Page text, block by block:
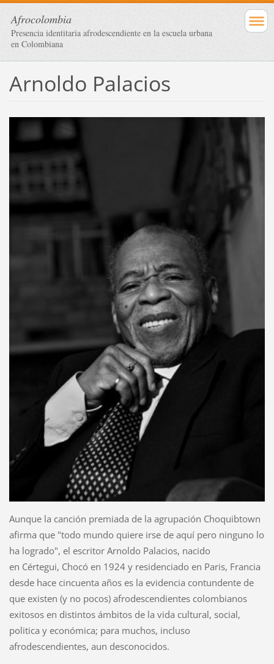
Afrocolombia
Presencia identitaria afrodescendiente en la escuela urbana
en Colombiana
Arnoldo Palacios
Aunque la canción premiada de la agrupación Choquibtown
afirma que "todo mundo quiere irse de aquí pero ninguno lo
ha logrado", el escritor Arnoldo Palacios, nacido
en Cértegui, Chocó en 1924 y residenciado en Paris, Francia
desde hace cincuenta años es la evidencia contundente de
que existen (y no pocos) afrodescendientes colombianos
exitosos en distintos ámbitos de la vida cultural, social,
politica y económica; para muchos, incluso
afrodescendientes, aun desconocidos.